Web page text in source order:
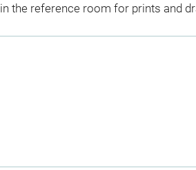
the reference room for prints and